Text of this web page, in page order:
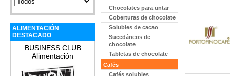
ALIMENTACIÓN
DESTACADO
BUSINESS CLUB
Alimentación
Chocolates para untar
Coberturas de chocolate
Solubles de cacao
Sucedáneos de
chocolate
Tabletas de chocolate
Cafés
Cafés solubles